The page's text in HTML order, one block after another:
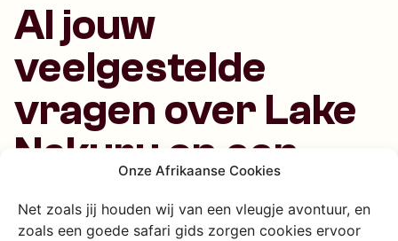
Onze Afrikaanse Cookies
Net zoals jij houden wij van een vleugje avontuur, en
zoals een goede safari gids zorgen cookies ervoor
Al jouw
veelgestelde
vragen over Lake
Nakuru op een
rijtje